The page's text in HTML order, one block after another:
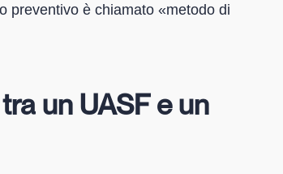
preventivo è chiamato «metodo di
un UASF e un